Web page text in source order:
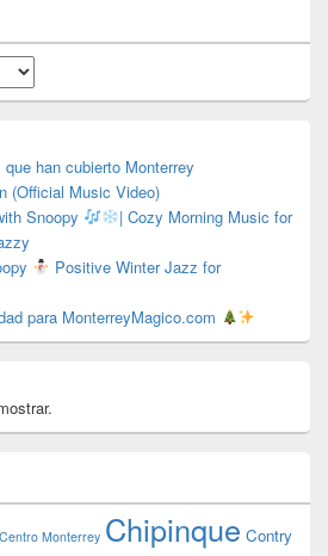
han cubierto Monterrey
(Official Music Video)
Snoopy
| Cozy Morning Music for
Positive Winter Jazz for
para MonterreyMagico.com
Centro Monterrey Chipinque Contry